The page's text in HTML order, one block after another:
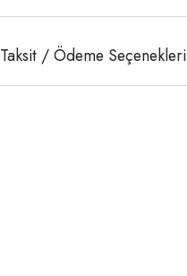
Taksit / Ödeme Seçenekleri